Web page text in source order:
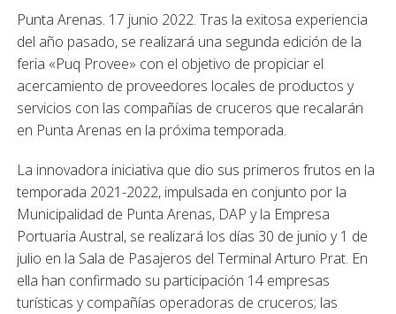
Punta Arenas. 17 junio 2022. Tras la exitosa experiencia
del año pasado, se realizará una segunda edición de la
feria «Puq Provee» con el objetivo de propiciar el
acercamiento de proveedores locales de productos y
servicios con las compañías de cruceros que recalarán
en Punta Arenas en la próxima temporada.
La innovadora iniciativa que dio sus primeros frutos en la
temporada 2021-2022, impulsada en conjunto por la
Municipalidad de Punta Arenas, DAP y la Empresa
Portuaria Austral, se realizará los días 30 de junio y 1 de
julio en la Sala de Pasajeros del Terminal Arturo Prat. En
ella han confirmado su participación 14 empresas
turísticas y compañías operadoras de cruceros; las